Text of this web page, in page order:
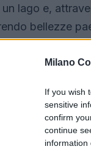
Milano
If you wish
sensitive
confirm
continue
information
lago e,
bellezze
un progetto
locale.